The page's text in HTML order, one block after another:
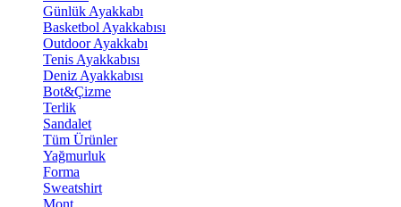
Günlük Ayakkabı
Basketbol Ayakkabısı
Outdoor Ayakkabı
Tenis Ayakkabısı
Deniz Ayakkabısı
Bot&Çizme
Terlik
Sandalet
Tüm Ürünler
Yağmurluk
Forma
Sweatshirt
Mont